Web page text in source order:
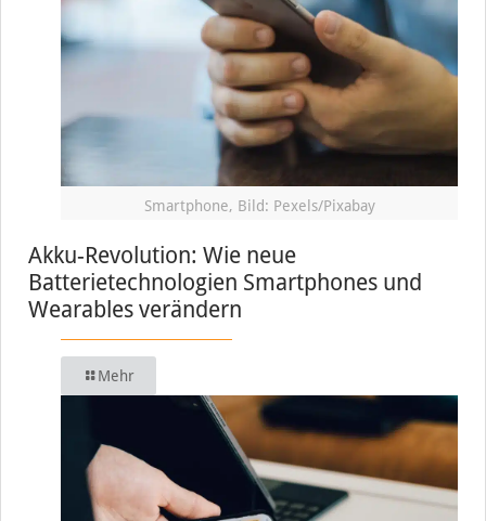
Smartphone, Bild: Pexels/Pixabay
Akku-Revolution: Wie neue
Batterietechnologien Smartphones und
Wearables verändern
Mehr